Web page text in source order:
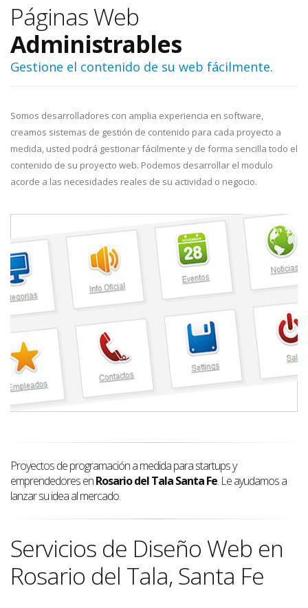
Páginas Web
Administrables
Gestione el contenido de su web fácilmente.
Somos desarrolladores con amplia experiencia en software,
creamos sistemas de gestión de contenido para cada proyecto a
medida, usted podrá gestionar fácilmente y de forma sencilla todo el
contenido de su proyecto web. Podemos desarrollar el modulo
acorde a las necesidades reales de su actividad o negocio.
Proyectos de programación a medida para startups y
emprendedores enRosario del Tala Santa Fe. Le ayudamos a
lanzar su idea al mercado.
Servicios de Diseño Web en
Rosario del Tala, Santa Fe